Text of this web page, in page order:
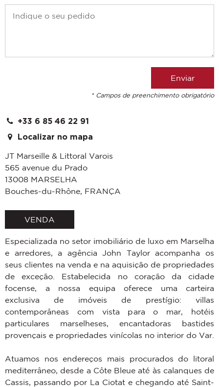
* Campos de preenchimento obrigatório
+33 6 85 46 22 91
Localizar no mapa
JT Marseille & Littoral Varois
565 avenue du Prado
13008 MARSELHA
Bouches-du-Rhône, FRANÇA
VENDA
Especializada no setor imobiliário de luxo em Marselha
e arredores, a agência John Taylor acompanha os
seus clientes na venda e na aquisição de propriedades
de exceção. Estabelecida no coração da cidade
focense, a nossa equipa oferece uma carteira
exclusiva de imóveis de prestígio: villas
contemporâneas com vista para o mar, hotéis
particulares marselheses, encantadoras bastides
provençais e propriedades vinícolas no interior do Var.
Atuamos nos endereços mais procurados do litoral
mediterrâneo, desde a Côte Bleue até às calanques de
Cassis, passando por La Ciotat e chegando até Saint-